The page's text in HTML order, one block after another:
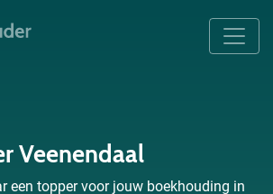
Veenendaal
een topper voor jouw boekhouding in